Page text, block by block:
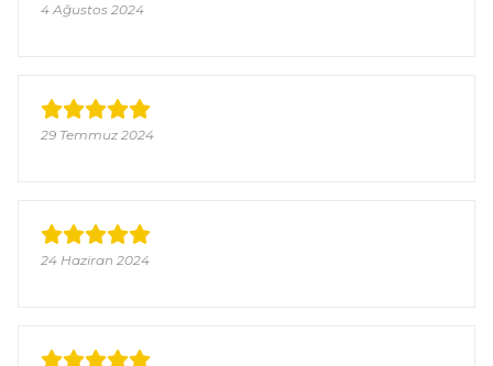
4 Ağustos 2024
29 Temmuz 2024
24 Haziran 2024